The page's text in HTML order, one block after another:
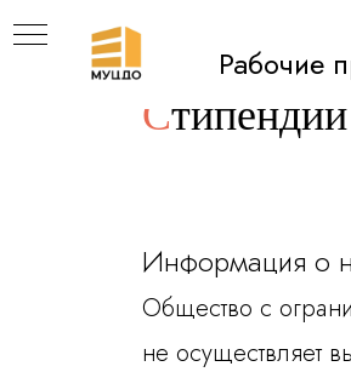
Рабочие
С
Информация о
Общество с
не осуществляет